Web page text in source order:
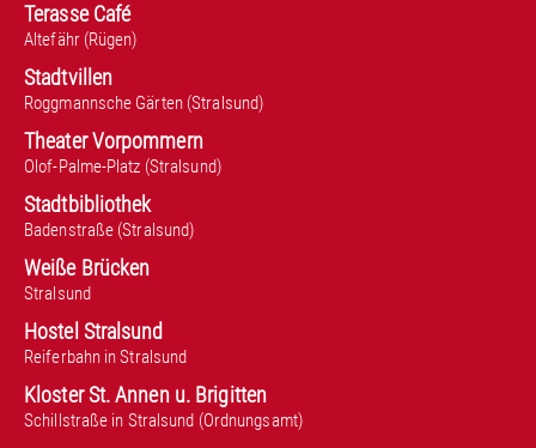
Terasse Café
Altefähr (Rügen)
Stadtvillen
Roggmannsche Gärten (Stralsund)
Theater Vorpommern
Olof-Palme-Platz (Stralsund)
Stadtbibliothek
Badenstraße (Stralsund)
Weiße Brücken
Stralsund
Hostel Stralsund
Reiferbahn in Stralsund
Kloster St. Annen u. Brigitten
Schillstraße in Stralsund (Ordnungsamt)